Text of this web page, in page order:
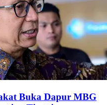
Buka Dapur MBG